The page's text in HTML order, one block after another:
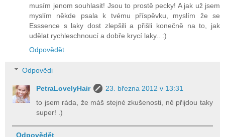
musím jenom souhlasit! Jsou to prostě pecky! A jak už jsem
myslím někde psala k tvému příspěvku, myslím že se
Esssence s laky dost zlepšili a přišli konečně na to, jak
udělat rychleschnoucí a dobře krycí laky.. :)
Odpovědět
Odpovědi
PetraLovelyHair
23. března 2012 v 13:31
to jsem ráda, že máš stejné zkušenosti, ně přijdou taky
super! .)
Odpovědět